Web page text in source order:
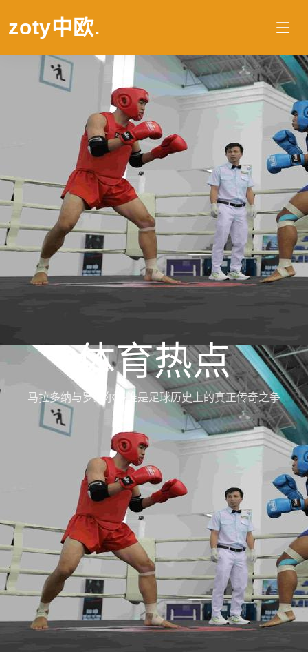
zoty中欧.
体育热点
马拉多纳与罗纳尔多谁是足球历史上的真正传奇之争